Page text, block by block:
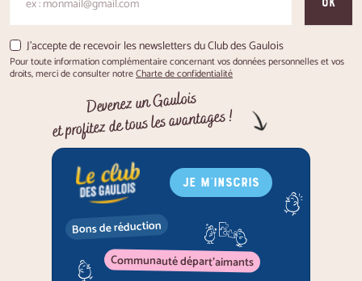
OK
J'accepte de recevoir les newsletters du Club des Gaulois
Pour toute information complémentaire concernant vos données personnelles et vos
droits, merci de consulter notreCharte de confidentialité
Devenez un Gaulois
et profitez de tous les avantages !
JE M'INSCRIS
Bons de réduction
Communauté départ'aimants